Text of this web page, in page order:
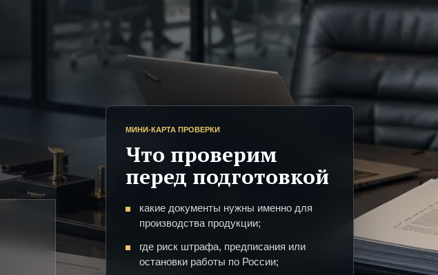
МИНИ-КАРТА ПРОВЕРКИ
Что проверим
перед подготовкой
какие документы нужны именно для
производства продукции;
где риск штрафа, предписания или
остановки работы по России;